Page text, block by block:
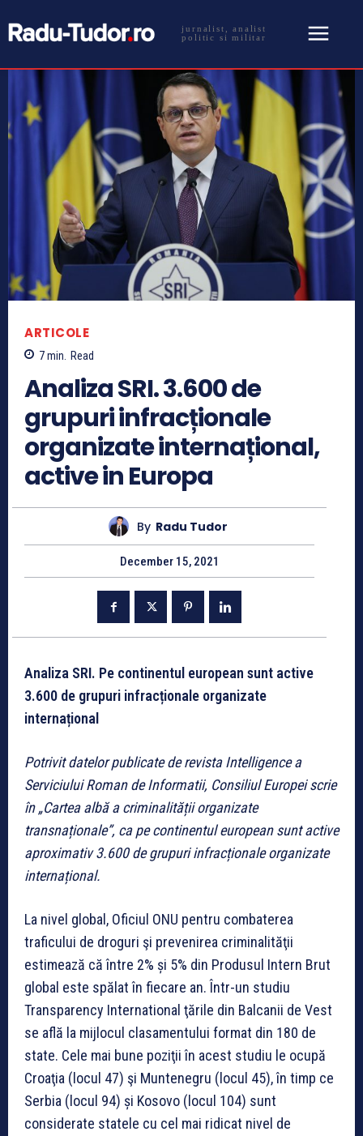
jurnalist, analist
politic si militar
ARTICOLE
7min. Read
Analiza SRI. 3.600 de
grupuri infracționale
organizate internațional,
active in Europa
By Radu Tudor
December 15, 2021
Analiza SRI. Pe continentul european sunt active
3.600 de grupuri infracționale organizate
internațional
Potrivit datelor publicate de revista Intelligence a
Serviciului Roman de Informatii, Consiliul Europei scrie
în „Cartea albă a criminalității organizate
transnaționale”, ca pe continentul european sunt active
aproximativ 3.600 de grupuri infracționale organizate
internațional.
La nivel global, Oficiul ONU pentru combaterea
traficului de droguri şi prevenirea criminalităţii
estimează că între 2% și 5% din Produsul Intern Brut
global este spălat în fiecare an. Într-un studiu
Transparency International ţările din Balcanii de Vest
se află la mijlocul clasamentului format din 180 de
state. Cele mai bune poziţii în acest studiu le ocupă
Croaţia (locul 47) şi Muntenegru (locul 45), în timp ce
Serbia (locul 94) și Kosovo (locul 104) sunt
considerate statele cu cel mai ridicat nivel de